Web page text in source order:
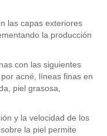
las capas exteriores
la producción
con las siguientes
acné, líneas finas en
piel grasosa,
y la velocidad de los
la piel permite